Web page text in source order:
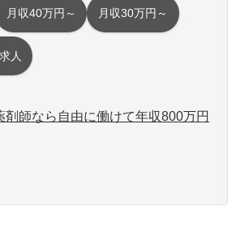
月収40万円～ 月収30万円～
人
剤師なら自由に働けて年収800万円